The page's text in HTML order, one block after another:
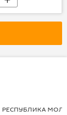
РЕСПУБЛИКА